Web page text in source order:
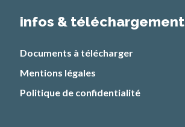
infos & téléchargement
Documents à télécharger
Mentions légales
Politique de confidentialité